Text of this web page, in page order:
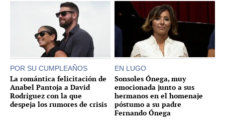
POR SU CUMPLEAÑOS
La romántica felicitación de
Anabel Pantoja a David
Rodríguez con la que
despeja los rumores de crisis
EN LUGO
Sonsoles Ónega, muy
emocionada junto a sus
hermanos en el homenaje
póstumo a su padre
Fernando Ónega